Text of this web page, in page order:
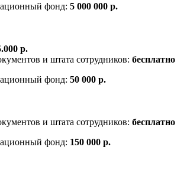
фонд: 5 000 000 р.
р.
и штата сотрудников: бесплатно
фонд: 50 000 р.
и штата сотрудников: бесплатно
фонд: 150 000 р.